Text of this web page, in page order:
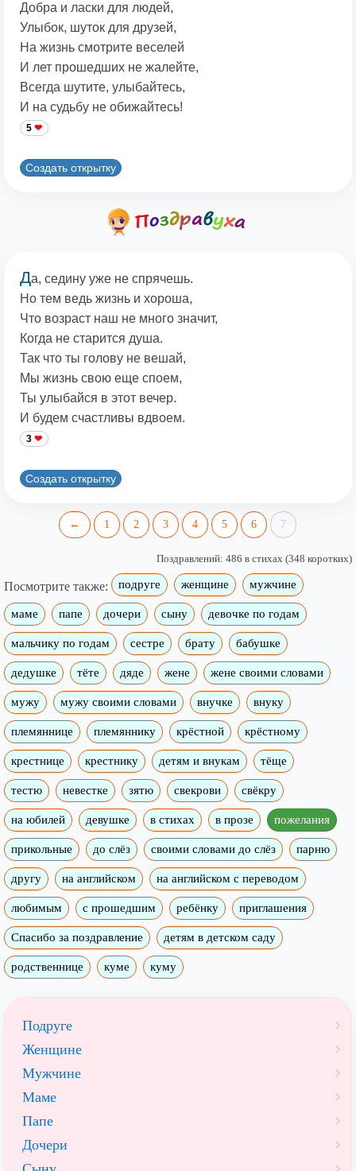
Добра и ласки для людей,
Улыбок, шуток для друзей,
На жизнь смотрите веселей
И лет прошедших не жалейте,
Всегда шутите, улыбайтесь,
И на судьбу не обижайтесь!
5
Создать открытку
Да, седину уже не спрячешь.
Но тем ведь жизнь и хороша,
Что возраст наш не много значит,
Когда не старится душа.
Так что ты голову не вешай,
Мы жизнь свою еще споем,
Ты улыбайся в этот вечер.
И будем счастливы вдвоем.
3
Создать открытку
← 1 2 3 4 5 6 7
Поздравлений: 486 в стихах (348 коротких)
Посмотрите также: подруге женщине мужчине
маме папе дочери сыну девочке по годам
мальчику по годам сестре брату бабушке
дедушке тёте дяде жене жене своими словами
мужу мужу своими словами внучке внуку
племяннице племяннику крёстной крёстному
крестнице крестнику детям и внукам тёще
тестю невестке зятю свекрови свёкру
на юбилей девушке в стихах в прозе пожелания
прикольные до слёз своими словами до слёз парню
другу на английском на английском с переводом
любимым с прошедшим ребёнку приглашения
Спасибо за поздравление детям в детском саду
родственнице куме куму
Подруге
Женщине
Мужчине
Маме
Папе
Дочери